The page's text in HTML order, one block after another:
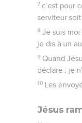
7 c’est pour
serviteur soit
8 Je suis
je dis à un
9 Quand
déclare : je
10 Les
Jésus